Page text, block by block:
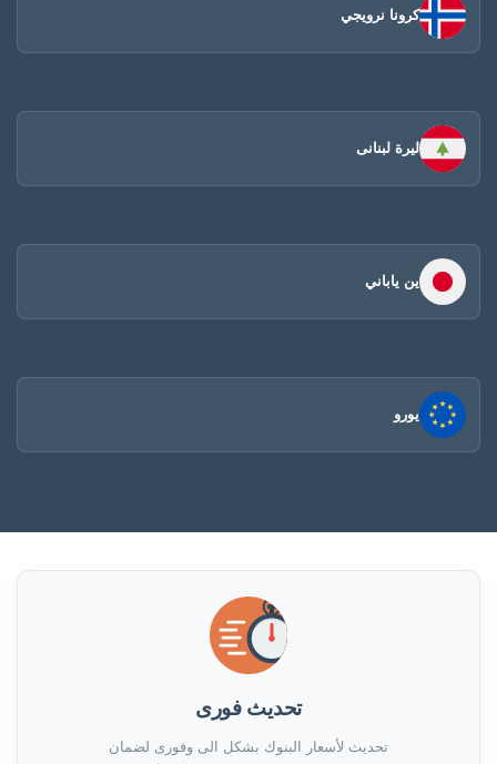
كرونا نرويجي
ليرة لبنانى
ين ياباني
يورو
تحديث فورى
تحديث لأسعار البنوك بشكل الى وفورى لضمان